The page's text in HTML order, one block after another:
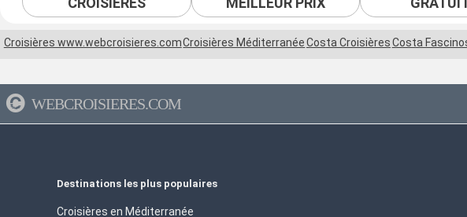
Croisières www.webcroisieres.comCroisières MéditerranéeCosta CroisièresCosta
WEBCROISIERES.COM
Destinations les plus populaires
Croisières en Méditerranée